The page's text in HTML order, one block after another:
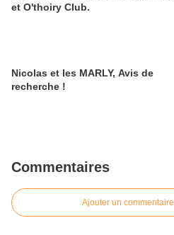
et O'thoiry Club.
Nicolas et les MARLY, Avis de
recherche !
Commentaires
Ajouter un commentaire